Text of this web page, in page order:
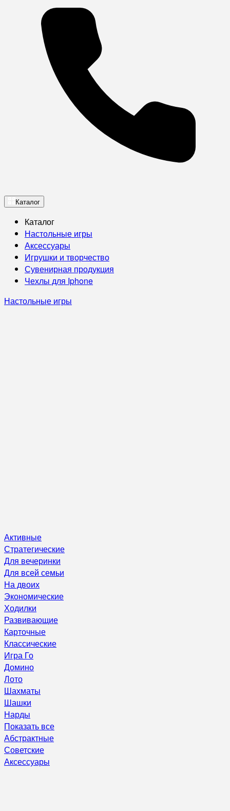
Каталог
Каталог
Настольные игры
Аксессуары
Игрушки и творчество
Сувенирная продукция
Чехлы для Iphone
Настольные игры
Активные
Стратегические
Для вечеринки
Для всей семьи
На двоих
Экономические
Ходилки
Развивающие
Карточные
Классические
Игра Го
Домино
Лото
Шахматы
Шашки
Нарды
Показать все
Абстрактные
Советские
Аксессуары